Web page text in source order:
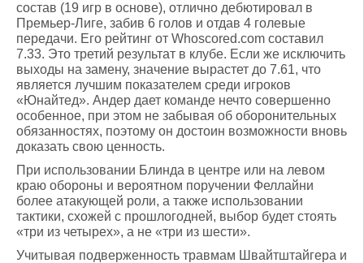
состав (19 игр в основе), отлично дебютировал в
Премьер-Лиге, забив 6 голов и отдав 4 голевые
передачи. Его рейтинг от Whoscored.com составил
7.33. Это третий результат в клубе. Если же исключить
выходы на замену, значение вырастет до 7.61, что
является лучшим показателем среди игроков
«Юнайтед». Андер дает команде нечто совершенно
особенное, при этом не забывая об оборонительных
обязанностях, поэтому он достоин возможности вновь
доказать свою ценность.
При использовании Блинда в центре или на левом
краю обороны и вероятном поручении Феллайни
более атакующей роли, а также использовании
тактики, схожей с прошлогодней, выбор будет стоять
«три из четырех», а не «три из шести».
Учитывая подверженность травмам Швайтштайгера и